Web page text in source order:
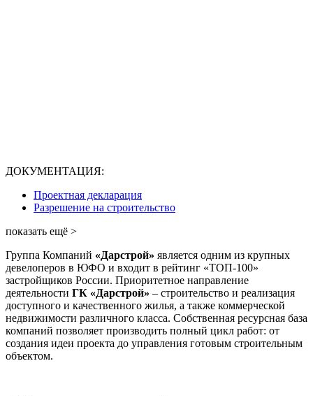
ДОКУМЕНТАЦИЯ:
Проектная декларация
Разрешение на строительство
показать ещё >
Группа Компаний «Дарстрой» является одним из крупных
девелоперов в ЮФО и входит в рейтинг «ТОП-100»
застройщиков России. Приоритетное направление
деятельности ГК «Дарстрой» – строительство и реализация
доступного и качественного жилья, а также коммерческой
недвижимости различного класса. Собственная ресурсная база
компаний позволяет производить полный цикл работ: от
создания идеи проекта до управления готовым строительным
объектом.